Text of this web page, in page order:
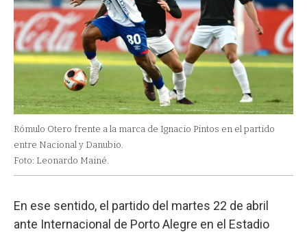
Rómulo Otero frente a la marca de Ignacio Pintos en el partido
entre Nacional y Danubio.
Foto: Leonardo Mainé.
En ese sentido, el partido del martes 22 de abril
ante Internacional de Porto Alegre en el Estadio